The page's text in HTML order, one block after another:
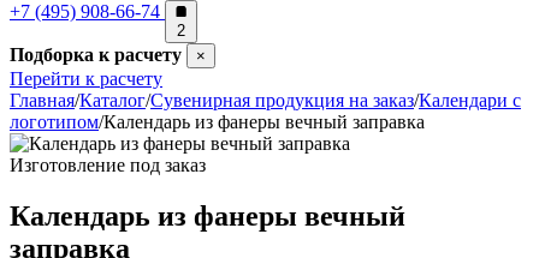
+7 (495) 908-66-74
2
Подборка к расчету ×
Перейти к расчету
Главная/Каталог/Сувенирная продукция на заказ/Календари с
логотипом/Календарь из фанеры вечный заправка
Изготовление под заказ
Календарь из фанеры вечный
заправка